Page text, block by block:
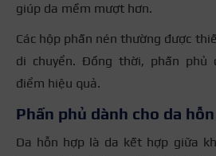
giúp da mềm mượt hơn.
Các hộp phấn nén thường được
di chuyển. Đồng thời, phấn phủ
điểm hiệu quả.
Phấn phủ dành cho da
Da hỗn hợp là da kết hợp giữa